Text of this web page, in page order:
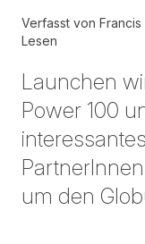
Verfasst von Francis
Lesen
Launchen
Power 100
um den